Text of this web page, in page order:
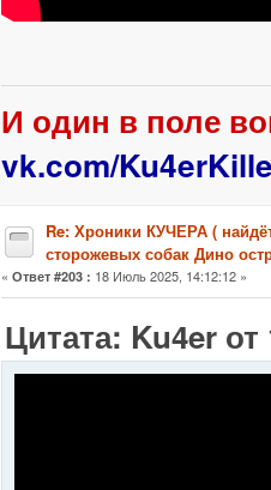
И один в поле
vk.com/
Re: Хроники КУЧЕРА (
сторожевых собак Дино
« Ответ #203 : 18 Июль 2025, 14:12:12 »
Цитата: Ku4er